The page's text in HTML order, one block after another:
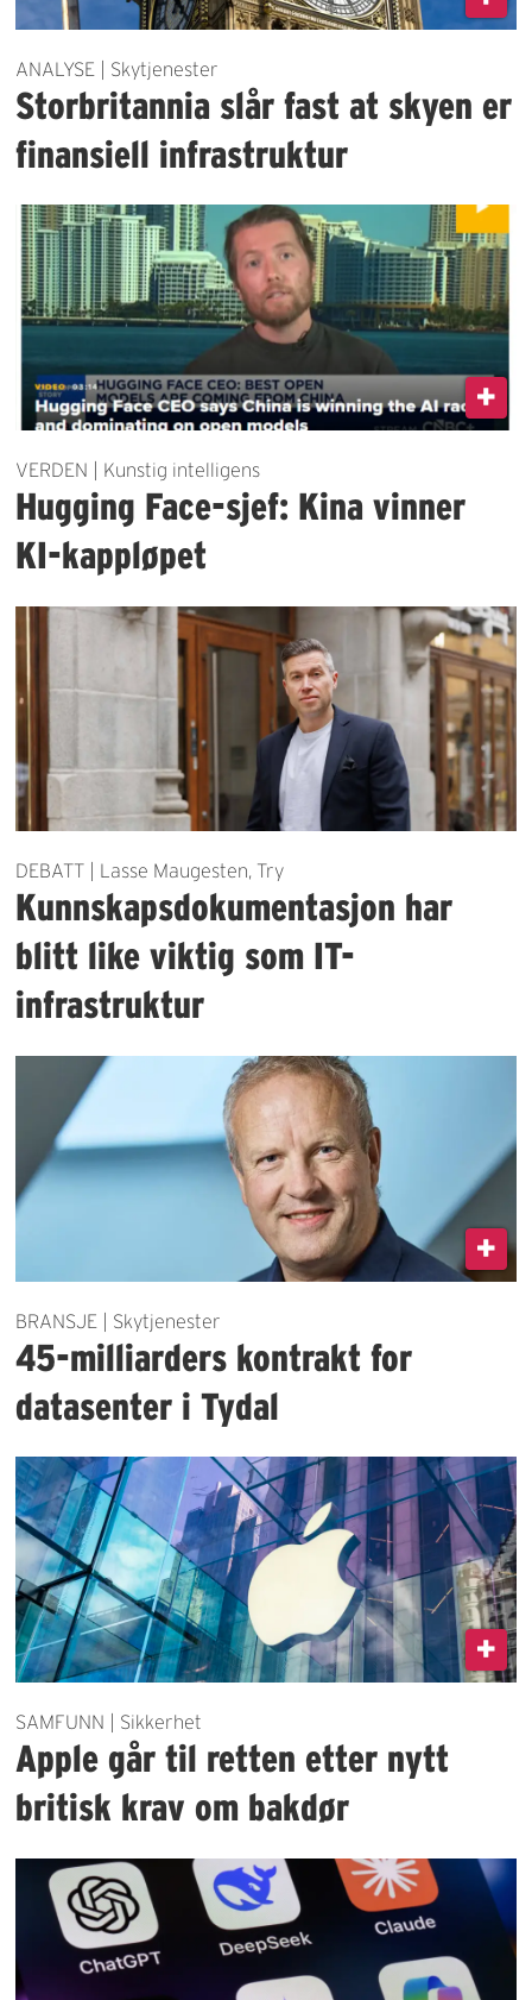
ANALYSE | Skytjenester
Storbritannia slår fast at skyen er
finansiell infrastruktur
VERDEN | Kunstig intelligens
Hugging Face-sjef: Kina vinner
KI-kappløpet
DEBATT | Lasse Maugesten, Try
Kunnskapsdokumentasjon har
blitt like viktig som IT-
infrastruktur
BRANSJE | Skytjenester
45-milliarders kontrakt for
datasenter i Tydal
SAMFUNN | Sikkerhet
Apple går til retten etter nytt
britisk krav om bakdør